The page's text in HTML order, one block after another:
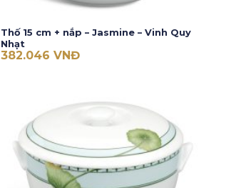
Thố 15 cm + nắp – Jasmine – Vinh Quy
Nhạt
382.046 VNĐ